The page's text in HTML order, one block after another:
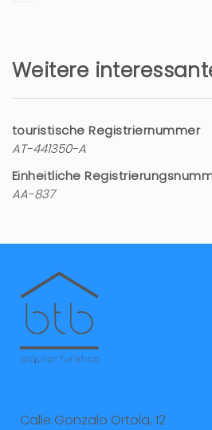
impecable
Très belle villa , très propre et
partout. Je recommande
déchiré) et manque un
A quiet spot
Weitere
touristische Registriernummer
AT-441350-A
Einheitliche
AA-837
Calle Gonzalo Ortola, 12